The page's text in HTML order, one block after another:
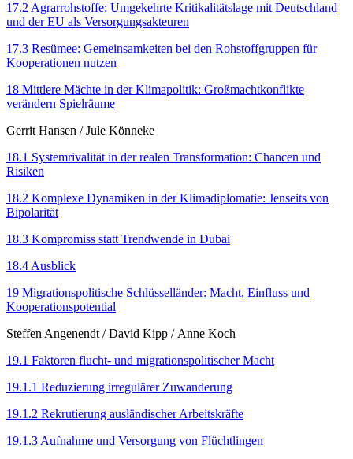
17.2 Agrarrohstoffe: Umgekehrte Kritikalitäts­lage mit Deutschland
und der EU als Versorgungsakteuren
17.3 Resümee: Gemeinsamkeiten bei den Roh­stoffgruppen für
Kooperationen nutzen
18 Mittlere Mächte in der Klimapolitik: Großmachtkonflikte
verändern Spielräume
Gerrit Hansen / Jule Könneke
18.1 Systemrivalität in der realen Trans­formation: Chancen und
Risiken
18.2 Komplexe Dynamiken in der Klima­diplomatie: Jenseits von
Bipolarität
18.3 Kompromiss statt Trendwende in Dubai
18.4 Ausblick
19 Migrationspolitische Schlüsselländer: Macht, Einfluss und
Kooperationspotential
Steffen Angenendt / David Kipp / Anne Koch
19.1 Faktoren flucht- und migrationspolitischer Macht
19.1.1 Reduzierung irregulärer Zuwanderung
19.1.2 Rekrutierung ausländischer Arbeitskräfte
19.1.3 Aufnahme und Versorgung von Flüchtlingen